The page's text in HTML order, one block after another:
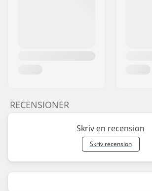
RECENSIONER
Skriv en recension
Skriv recension